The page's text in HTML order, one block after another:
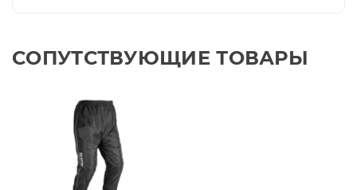
СОПУТСТВУЮЩИЕ ТОВАРЫ